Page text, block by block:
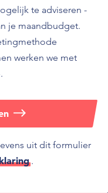
te adviseren -
je maandbudget.
werken we met
uit dit formulier
.